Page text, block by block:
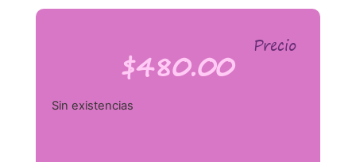
Precio
$480.00
Sin existencias